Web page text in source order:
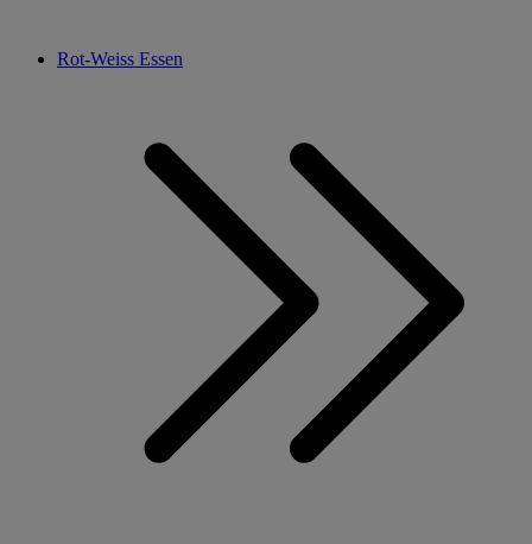
Rot-Weiss Essen